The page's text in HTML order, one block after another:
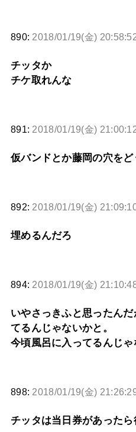
890: 2018/01/19(金)
チッタか
チケ取れんな
891: 2018/01/19(金)
仮バンドとか藤岡の穴をど
892: 2018/01/19(金)
埋めるんだろ
894: 2018/01/19(金)
いやさっきふと思ったん
てるんじゃないかと。
今頃風呂に入ってるんじゃ
898: 2018/01/19(金)
チッタは当日券があったら